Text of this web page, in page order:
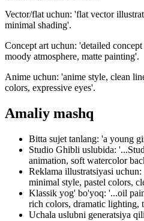
Vector/flat uchun: 'flat vector
minimal shading'.
Concept art uchun: 'detailed
moody atmosphere, matte painting'.
Anime uchun: 'anime style, clean
colors, expressive eyes'.
Amaliy mashq
Bitta sujet tanlang: 'a young
Studio Ghibli uslubida:
animation, soft watercolor
Reklama illustratsiyasi
minimal style, pastel colors,
Klassik yog' bo'yoq: '...oil
rich colors, dramatic lighting,
Uchala uslubni generatsiya